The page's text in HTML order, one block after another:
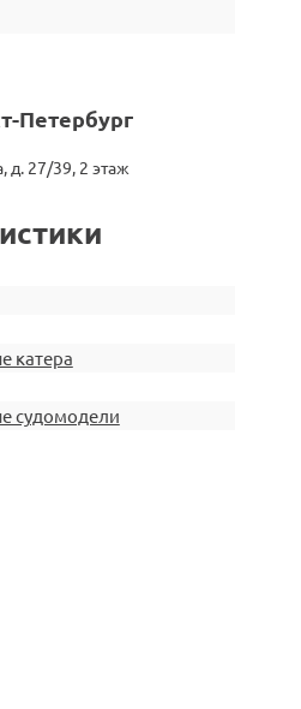
Петербург
д. 27/39, 2 этаж
катера
судомодели